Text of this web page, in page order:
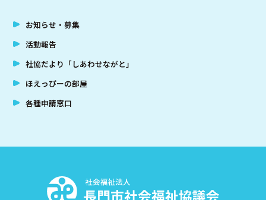
お知らせ・募集
活動報告
社協だより「しあわせながと」
ほえっぴーの部屋
各種申請窓口